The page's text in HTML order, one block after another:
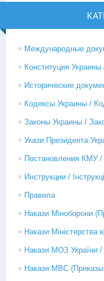
Международные
Конституция Украины
Исторические
Кодексы Украины /
Законы Украины /
Укази Президента
Постановления КМУ
Инструкции /
Правила
Накази Міноборони
Накази Міністерства
Накази МОЗ України
Накази МВС